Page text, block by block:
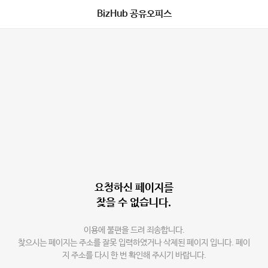
BizHub 공유오피스
요청하신 페이지를
찾을 수 없습니다.
이용에 불편을 드려 죄송합니다.
찾으시는 페이지는 주소를 잘못 입력하였거나 삭제된 페이지 입니다. 페이
지 주소를 다시 한 번 확인해 주시기 바랍니다.